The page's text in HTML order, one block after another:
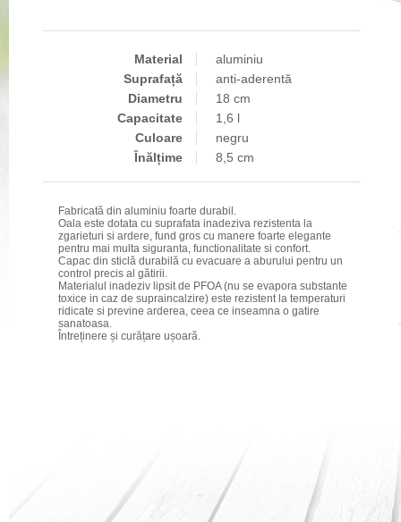
Material
aluminiu
Suprafață
anti-aderentă
Diametru
18 cm
Capacitate
1,6 l
Culoare
negru
Înălțime
8,5 cm
Fabricată din aluminiu foarte durabil.
Oala este dotata cu suprafata inadeziva rezistenta la
zgarieturi si ardere, fund gros cu manere foarte elegante
pentru mai multa siguranta, functionalitate si confort.
Capac din sticlă durabilă cu evacuare a aburului pentru un
control precis al gătirii.
Materialul inadeziv lipsit de PFOA (nu se evapora substante
toxice in caz de supraincalzire) este rezistent la temperaturi
ridicate si previne arderea, ceea ce inseamna o gatire
sanatoasa.
Întreținere și curățare ușoară.